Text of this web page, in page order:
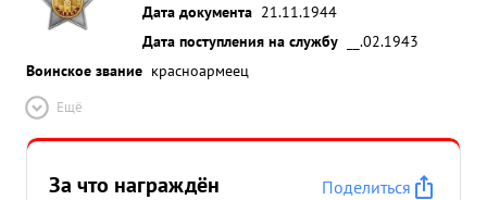
Дата документа 21.11.1944
Дата поступления на службу
__.02.1943
Воинское звание красноармеец
Ещё
За что награждён
Поделиться